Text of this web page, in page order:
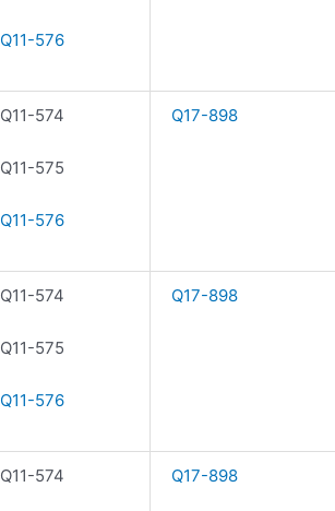
Q11-576
Q11-574
Q11-575
Q11-576
Q17-898
Q11-574
Q11-575
Q11-576
Q17-898
Q11-574 Q17-898